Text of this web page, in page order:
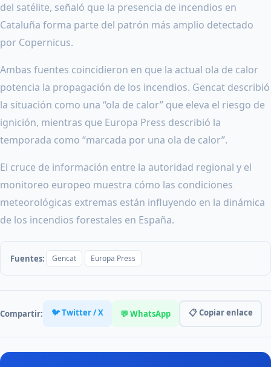
del satélite, señaló que la presencia de incendios en
Cataluña forma parte del patrón más amplio detectado
por Copernicus.
Ambas fuentes coincidieron en que la actual ola de calor
potencia la propagación de los incendios. Gencat describió
la situación como una “ola de calor” que eleva el riesgo de
ignición, mientras que Europa Press describió la
temporada como “marcada por una ola de calor”.
El cruce de información entre la autoridad regional y el
monitoreo europeo muestra cómo las condiciones
meteorológicas extremas están influyendo en la dinámica
de los incendios forestales en España.
Fuentes: Gencat Europa Press
Compartir: 🐦 Twitter / X 💬 WhatsApp 📋 Copiar enlace